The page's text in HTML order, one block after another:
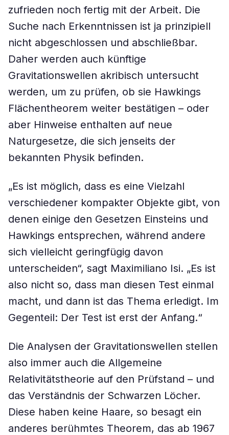
zufrieden noch fertig mit der Arbeit. Die
Suche nach Erkenntnissen ist ja prinzipiell
nicht abgeschlossen und abschließbar.
Daher werden auch künftige
Gravitationswellen akribisch untersucht
werden, um zu prüfen, ob sie Hawkings
Flächentheorem weiter bestätigen – oder
aber Hinweise enthalten auf neue
Naturgesetze, die sich jenseits der
bekannten Physik befinden.
„Es ist möglich, dass es eine Vielzahl
verschiedener kompakter Objekte gibt, von
denen einige den Gesetzen Einsteins und
Hawkings entsprechen, während andere
sich vielleicht geringfügig davon
unterscheiden“, sagt Maximiliano Isi. „Es ist
also nicht so, dass man diesen Test einmal
macht, und dann ist das Thema erledigt. Im
Gegenteil: Der Test ist erst der Anfang.“
Die Analysen der Gravitationswellen stellen
also immer auch die Allgemeine
Relativitätstheorie auf den Prüfstand – und
das Verständnis der Schwarzen Löcher.
Diese haben keine Haare, so besagt ein
anderes berühmtes Theorem, das ab 1967